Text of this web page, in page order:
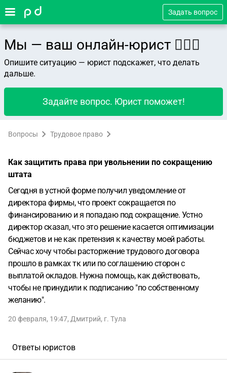
Задать вопрос
Мы — ваш онлайн-юрист 👨🏻‍⚖️
Опишите ситуацию — юрист подскажет, что делать
дальше.
Задайте вопрос. Юрист поможет!
Вопросы Трудовое право
Как защитить права при увольнении по сокращению
штата
Сегодня в устной форме получил уведомление от
директора фирмы, что проект сокращается по
финансированию и я попадаю под сокращение. Устно
директор сказал, что это решение касается оптимизации
бюджетов и не как претензия к качеству моей работы.
Сейчас хочу чтобы расторжение трудового договора
прошло в рамках тк или по соглашению сторон с
выплатой окладов. Нужна помощь, как действовать,
чтобы не принудили к подписанию "по собственному
желанию".
20 февраля, 19:47, Дмитрий, г. Тула
Ответы юристов